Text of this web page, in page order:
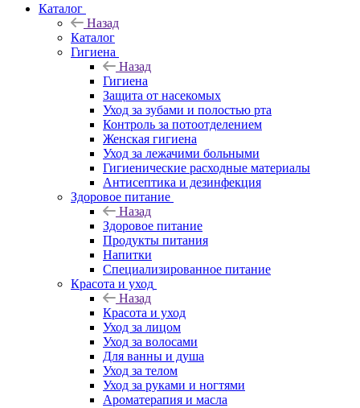
Каталог
Назад
Каталог
Гигиена
Назад
Гигиена
Защита от насекомых
Уход за зубами и полостью рта
Контроль за потоотделением
Женская гигиена
Уход за лежачими больными
Гигиенические расходные материалы
Антисептика и дезинфекция
Здоровое питание
Назад
Здоровое питание
Продукты питания
Напитки
Специализированное питание
Красота и уход
Назад
Красота и уход
Уход за лицом
Уход за волосами
Для ванны и душа
Уход за телом
Уход за руками и ногтями
Ароматерапия и масла